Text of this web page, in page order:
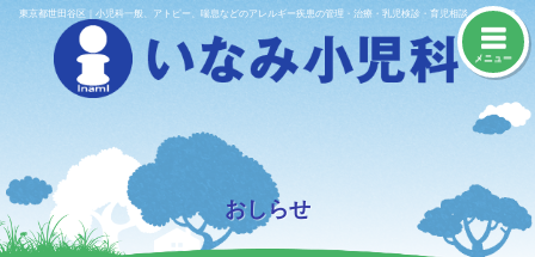
Skip東京都世田谷区｜小児科一般、アトピー、喘息などのアレルギー疾患の管理・治療・乳児検診・育児相談・予防接種
メニュー
おしらせ